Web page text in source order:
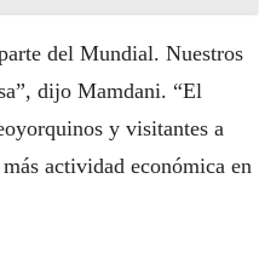
del Mundial. Nuestros
dijo Mamdani. “El
y visitantes a
actividad económica en